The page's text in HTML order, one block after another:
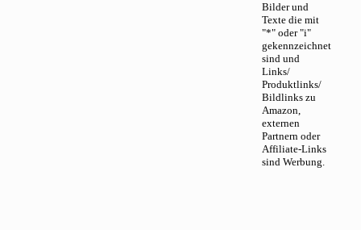
Bilder und
Texte die mit
"*" oder "i"
gekennzeichnet
sind und
Links/
Produktlinks/
Bildlinks zu
Amazon,
externen
Partnern oder
Affiliate-Links
sind Werbung.